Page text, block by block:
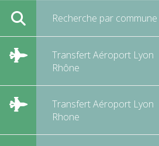
Recherche par commune
Transfert Aéroport Lyon
Rhône
Transfert Aéroport Lyon
Rhone